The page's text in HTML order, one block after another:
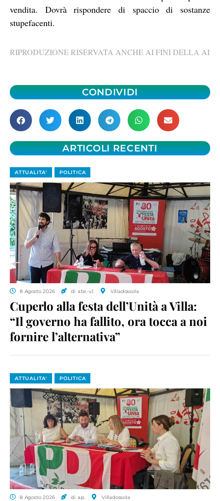
vendita. Dovrà rispondere di spaccio di sostanze
stupefacenti.
RIPRODUZIONE RISERVATA ANCHE AI FINI DELLA AI
CONDIVIDI
ARTICOLI RECENTI
ATTUALITA' POLITICA
8 Agosto 2026 di a.te.-v.l. Villadossola
Cuperlo alla festa dell’Unità a Villa:
“Il governo ha fallito, ora tocca a noi
fornire l’alternativa”
ATTUALITA' POLITICA
8 Agosto 2026 di a.p. Villadossola